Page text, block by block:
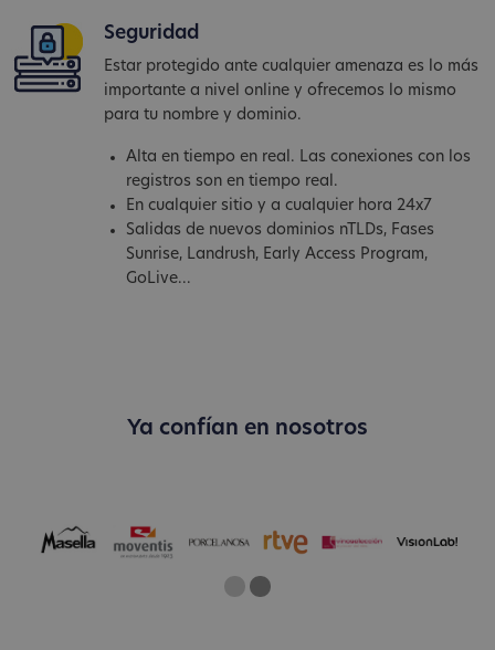
Seguridad
Estar protegido ante cualquier amenaza es lo más
importante a nivel online y ofrecemos lo mismo
para tu nombre y dominio.
Alta en tiempo en real. Las conexiones con los
registros son en tiempo real.
En cualquier sitio y a cualquier hora 24x7
Salidas de nuevos dominios nTLDs, Fases
Sunrise, Landrush, Early Access Program,
GoLive...
Ya confían en nosotros
OneTwo
Current Slide